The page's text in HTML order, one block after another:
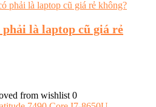
là laptop cũ giá rẻ
from wishlist 0